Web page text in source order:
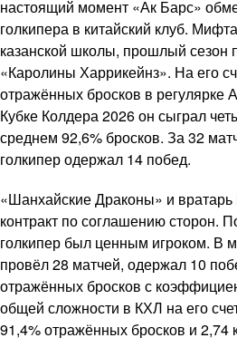
настоящий момент «Ак Барс»
голкипера в китайский клуб.
казанской школы, прошлый сезон
«Каролины Харрикейнз». На его
отражённых бросков в регулярке
Кубке Колдера 2026 он сыграл
среднем 92,6% бросков. За 32
голкипер одержал 14 побед.
«Шанхайские Драконы» и
контракт по соглашению сторон.
голкипер был ценным игроком. В
провёл 28 матчей, одержал 10
отражённых бросков с
общей сложности в КХЛ на его
91,4% отражённых бросков и 2,74